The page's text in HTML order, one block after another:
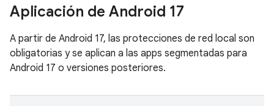
Aplicación de Android 17
A partir de Android 17, las protecciones de red local son
obligatorias y se aplican a las apps segmentadas para
Android 17 o versiones posteriores.